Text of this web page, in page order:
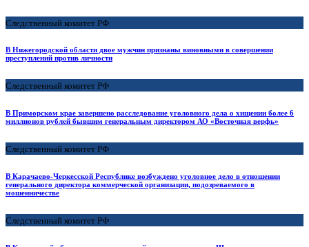
Следственный комитет РФ
В Нижегородской области двое мужчин признаны виновными в совершении
преступлений против личности
Следственный комитет РФ
В Приморском крае завершено расследование уголовного дела о хищении более 6
миллионов рублей бывшим генеральным директором АО «Восточная верфь»
Следственный комитет РФ
В Карачаево-Черкесской Республике возбуждено уголовное дело в отношении
генерального директора коммерческой организации, подозреваемого в
мошенничестве
Следственный комитет РФ